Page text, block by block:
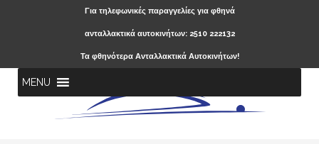
Για τηλεφωνικές παραγγελίες για φθηνά
ανταλλακτικά αυτοκινήτων: 2510 222132
Τα φθηνότερα Ανταλλακτικά Αυτοκινήτων!
MENU